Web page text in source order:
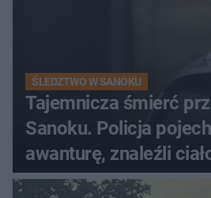
ŚLEDZTWO W SANOKU
Tajemnicza śmierć
Sanoku. Policja
awanturę, znaleźli